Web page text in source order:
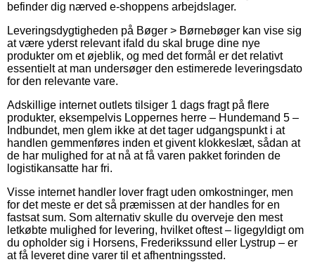
befinder dig nærved e-shoppens arbejdslager.
Leveringsdygtigheden på Bøger > Børnebøger kan vise sig
at være yderst relevant ifald du skal bruge dine nye
produkter om et øjeblik, og med det formål er det relativt
essentielt at man undersøger den estimerede leveringsdato
for den relevante vare.
Adskillige internet outlets tilsiger 1 dags fragt på flere
produkter, eksempelvis Loppernes herre – Hundemand 5 –
Indbundet, men glem ikke at det tager udgangspunkt i at
handlen gemmenføres inden et givent klokkeslæt, sådan at
de har mulighed for at nå at få varen pakket forinden de
logistikansatte har fri.
Visse internet handler lover fragt uden omkostninger, men
for det meste er det så præmissen at der handles for en
fastsat sum. Som alternativ skulle du overveje den mest
letkøbte mulighed for levering, hvilket oftest – ligegyldigt om
du opholder sig i Horsens, Frederikssund eller Lystrup – er
at få leveret dine varer til et afhentningssted.